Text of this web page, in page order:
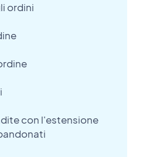
ordini
con l'estensione